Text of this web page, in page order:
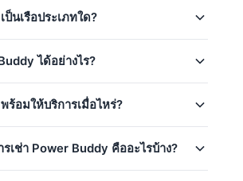
รวม 20 ท่าน
(monring 5h) (Half-Day)
& Coral Island (8h) (Full-Day)
(Full-Day)
Islands (8h) (Full-Day)
(10h) (Full-Day)
Maithon, Coral, Racha (10h)
นเรือประเภทใด?
อทช์ประจำอยู่ที่ Phuket ประเทศไทย
great choice forcatamaran charters,
,yacht weddingsand
ได้อย่างไร?
ดเลขราคาด้านบนเพื่อเลือกทริป วันที่
ากนั้นติดต่อเราผ่าน WhatsApp เพื่อรับ
ต้องวางเงินมัดจำจนกว่าการจองของ
ร้อมให้บริการเมื่อไหร่?
us via WhatsApp เพื่อตรวจสอบ
บวันที่คุณต้องการ — เรามักจะตอบกลับ
เช่า Power Buddy คืออะไรบ้าง?